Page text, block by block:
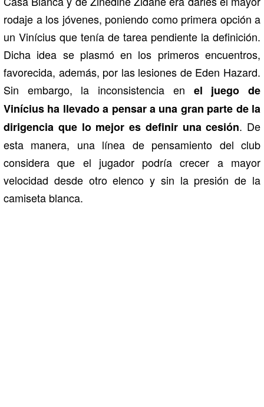
rodaje a los jóvenes, poniendo como primera opción a
un Vinícius que tenía de tarea pendiente la definición.
Dicha idea se plasmó en los primeros encuentros,
favorecida, además, por las lesiones de Eden Hazard.
Sin embargo, la inconsistencia en el juego de
Vinícius ha llevado a pensar a una gran parte de la
dirigencia que lo mejor es definir una cesión. De
esta manera, una línea de pensamiento del club
considera que el jugador podría crecer a mayor
velocidad desde otro elenco y sin la presión de la
camiseta blanca.